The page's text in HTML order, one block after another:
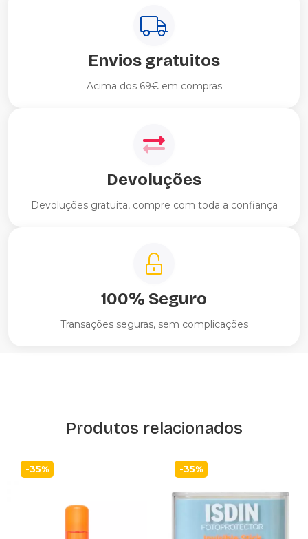
Envios gratuitos
Acima dos 69€ em compras
Devoluções
Devoluções gratuita, compre com toda a confiança
100% Seguro
Transações seguras, sem complicações
Produtos relacionados
-35% -35%